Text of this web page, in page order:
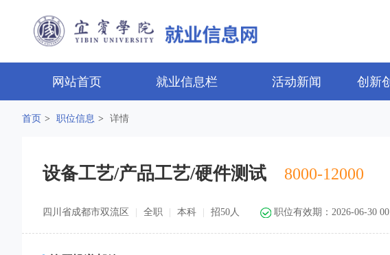
网站首页 就业信息栏 活动新闻 创新
首页 > 职位信息 > 详情
设备工艺/产品工艺/硬件测试 8000-12000
四川省成都市双流区 全职 本科 招50人 职位有效期：2026-06-30